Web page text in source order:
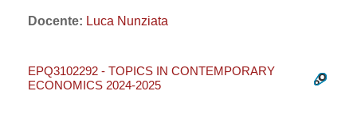
Docente: Luca Nunziata
EPQ3102292 - TOPICS IN CONTEMPORARY
ECONOMICS 2024-2025